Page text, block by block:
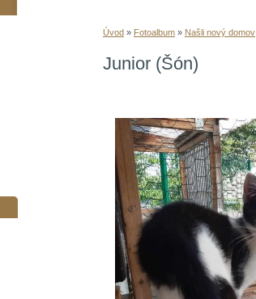
Úvod » Fotoalbum » Našli nový domov
Junior (Šón)